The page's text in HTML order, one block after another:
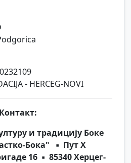
- HERCEG-NOVI
Контакт:
и традицију Боке
Бока" ▪ Пут X
16 ▪ 85340 Херцег-